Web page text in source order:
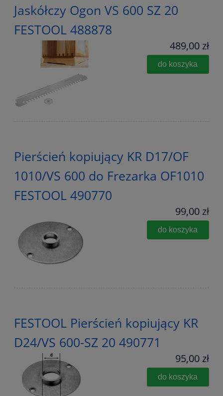
Jaskółczy Ogon VS 600 SZ 20
FESTOOL 488878
489,00 zł
do koszyka
Pierścień kopiujący KR D17/OF
1010/VS 600 do Frezarka OF1010
FESTOOL 490770
99,00 zł
do koszyka
FESTOOL Pierścień kopiujący KR
D24/VS 600-SZ 20 490771
95,00 zł
do koszyka